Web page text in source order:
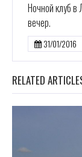
Ночной клуб в
вечер.
31/01/2016
RELATED